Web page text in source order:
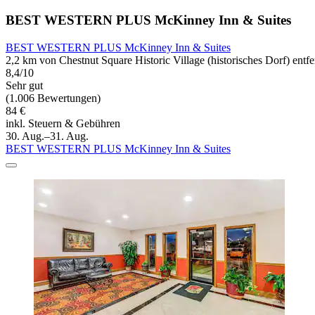
BEST WESTERN PLUS McKinney Inn & Suites
BEST WESTERN PLUS McKinney Inn & Suites
2,2 km von Chestnut Square Historic Village (historisches Dorf)
8,4/10
Sehr gut
(1.006 Bewertungen)
84 €
inkl. Steuern & Gebühren
30. Aug.–31. Aug.
BEST WESTERN PLUS McKinney Inn & Suites